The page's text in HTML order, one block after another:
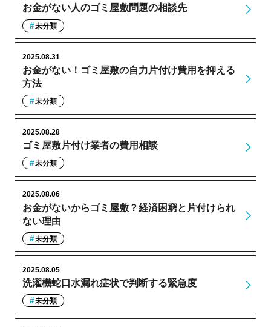
お金がない人のゴミ屋敷問題の相談先
未分類
お金がない！ゴミ屋敷の自力片付け費用を抑える
方法
2025.08.31
未分類
ゴミ屋敷片付け業者の費用相談
2025.08.28
未分類
お金がないからゴミ屋敷？経済困窮と片付けられ
ない理由
2025.08.06
未分類
洗濯機蛇口水漏れ症状で判断する緊急度
2025.08.05
未分類